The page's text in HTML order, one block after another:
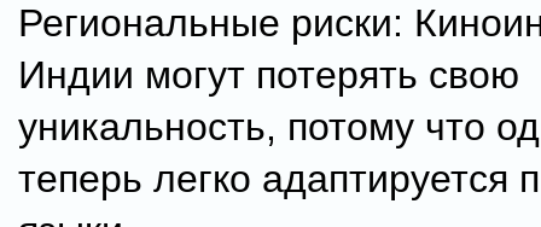
Региональные риски:
Индии могут потерять свою
уникальность, потому что
теперь легко адаптируется